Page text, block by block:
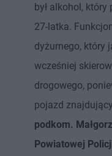
był alkohol,
27-latka.
dyżurnego, który
wcześniej
drogowego,
pojazd
podkom.
Powiatowej